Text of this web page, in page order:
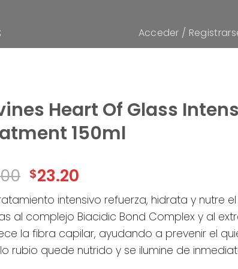
Acceder /
Heart Of Glass
150ml
$23.20
intensivo refuerza, hidrata y nutre
al complejo Biacidic Bond Complex y al
la fibra capilar, ayudando a prevenir el
rubio quede nutrido y se ilumine de